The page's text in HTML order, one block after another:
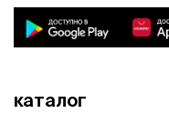
каталог